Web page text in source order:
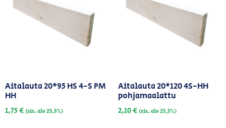
Aitalauta 20*95 HS 4-S PM
HH
1,75€(sis. alv 25,5%)
Aitalauta 20*120 4S-HH
pohjamaalattu
2,10€(sis. alv 25,5%)